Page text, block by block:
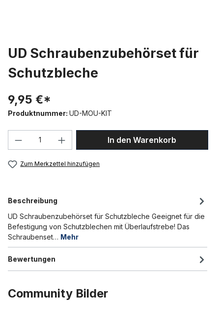
UD Schraubenzubehörset für
Schutzbleche
9,95 €*
Produktnummer: UD-MOU-KIT
Produkt Anzahl: Gib den gewünschten
In den Warenkorb
Zum Merkzettel hinzufügen
Beschreibung
UD Schraubenzubehörset für Schutzbleche Geeignet für die
Befestigung von Schutzblechen mit Überlaufstrebe! Das
Schraubenset… Mehr
Bewertungen
Community Bilder